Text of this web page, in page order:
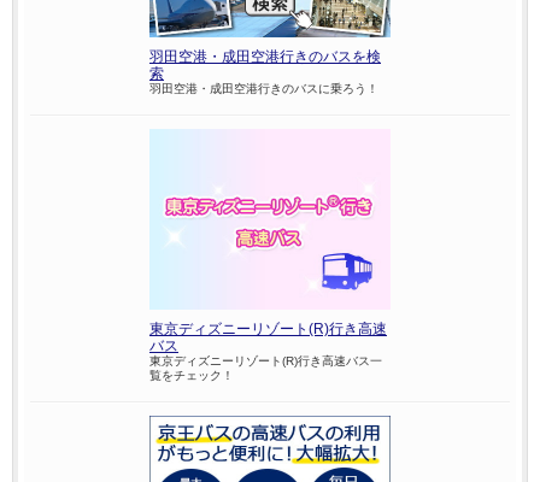
羽田空港・成田空港行きのバスを検
索
羽田空港・成田空港行きのバスに乗ろう！
東京ディズニーリゾート(R)行き高速
バス
東京ディズニーリゾート(R)行き高速バス一
覧をチェック！